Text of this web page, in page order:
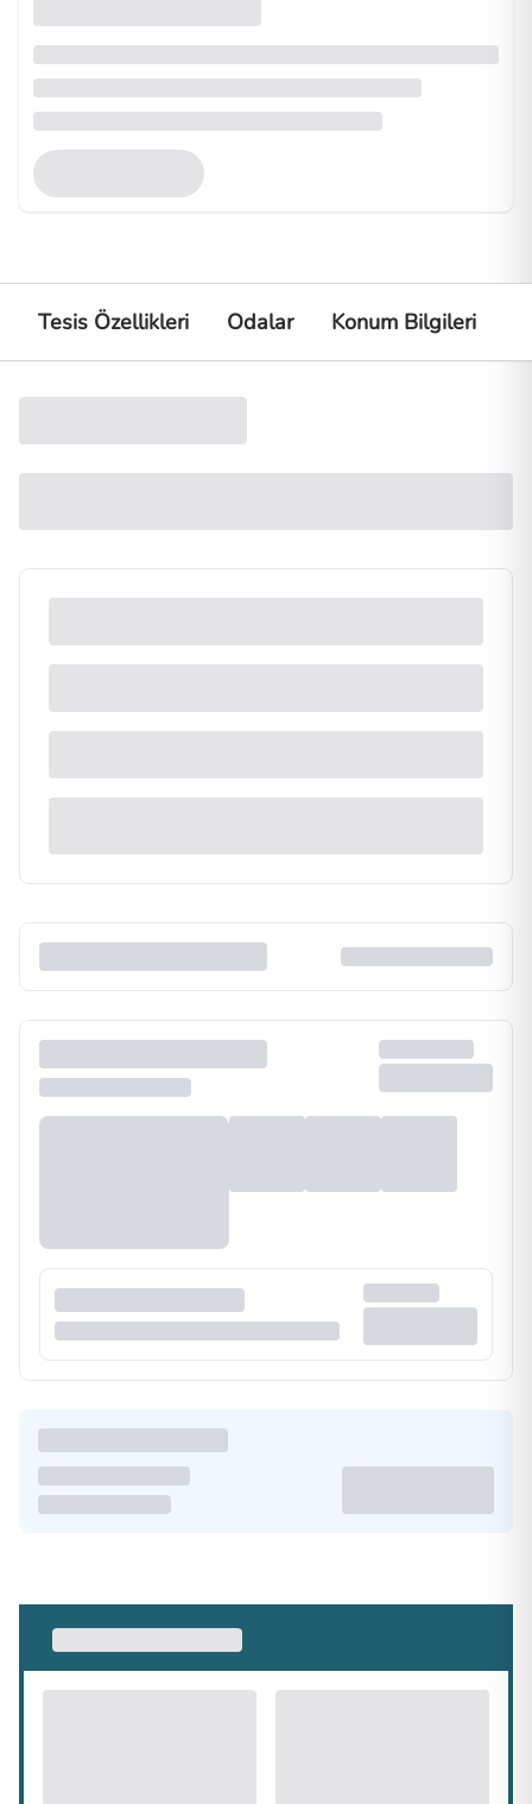
Tesis Özellikleri Odalar Konum Bilgileri